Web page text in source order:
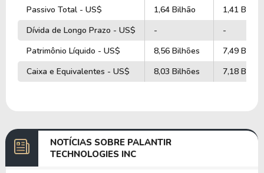
Passivo Total - US$
1,64 Bilhão
1,41 Bilhão
Dívida de Longo Prazo - US$
-
-
Patrimônio Líquido - US$
8,56 Bilhões
7,49
Caixa e Equivalentes - US$
8,03 Bilhões 7,18
NOTÍCIAS SOBRE PALANTIR
TECHNOLOGIES INC